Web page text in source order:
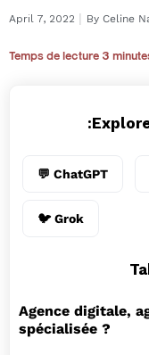
April 7, 2022 I By Celine
Temps de lecture 3
💬 ChatGPT
🐦 Grok
Agence digitale,
spécialisée ?